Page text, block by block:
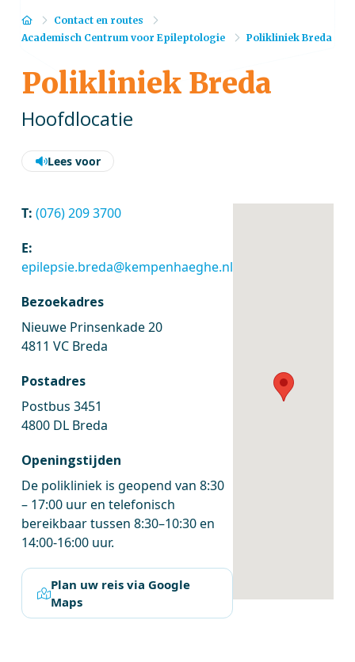
HomeContact en routes
Academisch Centrum voor Epileptologie
Polikliniek Breda
Polikliniek Breda
Hoofdlocatie
Lees voor
T: (076) 209 3700
E:
epilepsie.breda@kempenhaeghe.nl
Bezoekadres
Nieuwe Prinsenkade 20
4811 VC Breda
Postadres
Postbus 3451
4800 DL Breda
Openingstijden
De polikliniek is geopend van 8:30
– 17:00 uur en telefonisch
bereikbaar tussen 8:30–10:30 en
14:00-16:00 uur.
Plan uw reis via Google
Maps